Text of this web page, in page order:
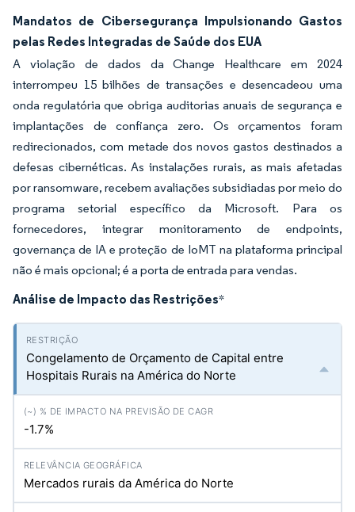
Mandatos de Cibersegurança Impulsionando Gastos
pelas Redes Integradas de Saúde dos EUA
A violação de dados da Change Healthcare em 2024
interrompeu 15 bilhões de transações e desencadeou uma
onda regulatória que obriga auditorias anuais de segurança e
implantações de confiança zero. Os orçamentos foram
redirecionados, com metade dos novos gastos destinados a
defesas cibernéticas. As instalações rurais, as mais afetadas
por ransomware, recebem avaliações subsidiadas por meio do
programa setorial específico da Microsoft. Para os
fornecedores, integrar monitoramento de endpoints,
governança de IA e proteção de IoMT na plataforma principal
não é mais opcional; é a porta de entrada para vendas.
Análise de Impacto das Restrições*
Congelamento de Orçamento de Capital entre
Hospitais Rurais na América do Norte
-1.7%
Mercados rurais da América do Norte